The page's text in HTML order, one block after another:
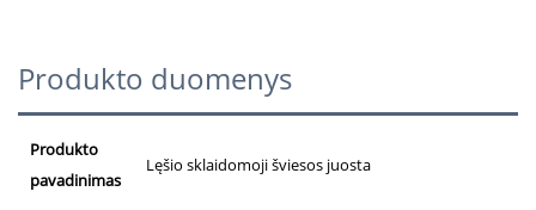
Produkto duomenys
Produkto
pavadinimas
Lęšio sklaidomoji šviesos juosta